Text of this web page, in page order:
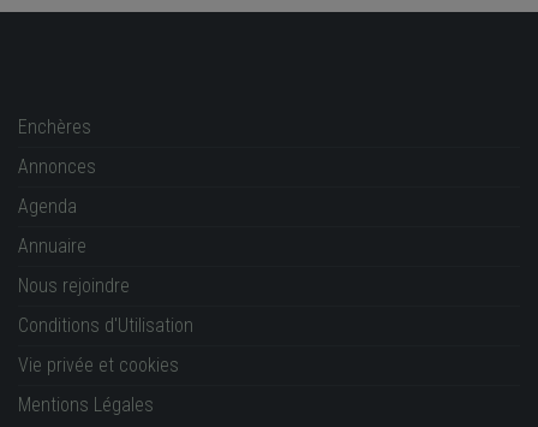
Enchères
Annonces
Agenda
Annuaire
Nous rejoindre
Conditions d'Utilisation
Vie privée et cookies
Mentions Légales